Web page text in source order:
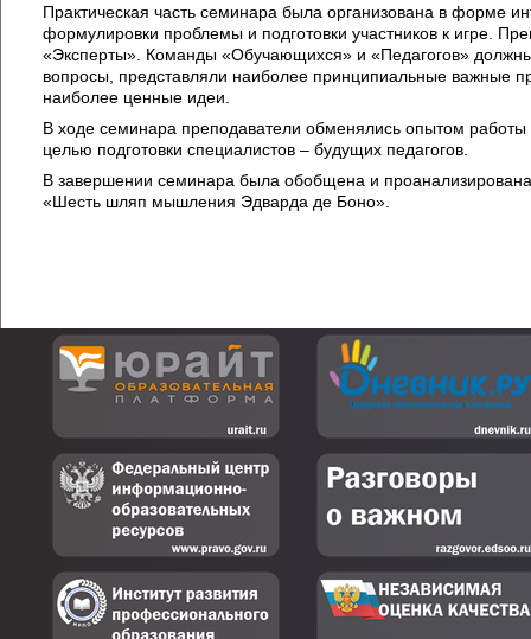
Практическая часть семинара была организована в форме
формулировки проблемы и подготовки участников к игре.
«Эксперты». Команды «Обучающихся» и «Педагогов»
вопросы, представляли наиболее принципиальные важные
наиболее ценные идеи.
В ходе семинара преподаватели обменялись опытом
целью подготовки специалистов – будущих педагогов.
В завершении семинара была обобщена и
«Шесть шляп мышления Эдварда де Боно».